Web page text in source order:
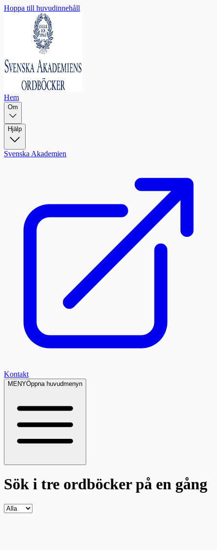
Hoppa till huvudinnehåll
Hem
Om
Hjälp
Svenska Akademien
Kontakt
MENYÖppna huvudmenyn
Sök i tre ordböckerpå en gång